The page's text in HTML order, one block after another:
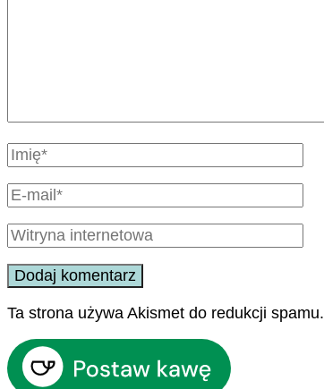
Ta strona używa Akismet do redukcji spamu.